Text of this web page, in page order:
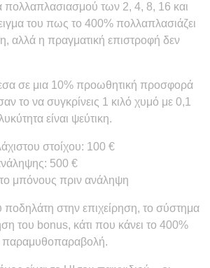
πολλαπλασιασμού των 2, 4, 8, 16 και
του πως το 400% πολλαπλασιάζει
αλλά η πραγματική επιστροφή δεν
σε μια 10% προωθητική προσφορά
το να συγκρίνεις 1 κιλό χυμό με 0,1
είναι ψεύτικη.
στοίχου: 100 €
500 €
μπόνους πριν ανάληψη
ποδηλάτη στην επιχείρηση, το σύστημα
του bonus, κάτι που κάνει το 400%
παραμυθοπαραβολή.